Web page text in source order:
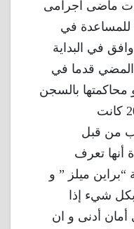
ماضى اجرامى
للمساعدة في
في البداية
المضي قدما في
محاكمتها بالسجن
من 7:20 عاما و فى عام 2005 كانت
من قبل
تعرف
ميلز ” و
شيء إذا
أدنى و ان